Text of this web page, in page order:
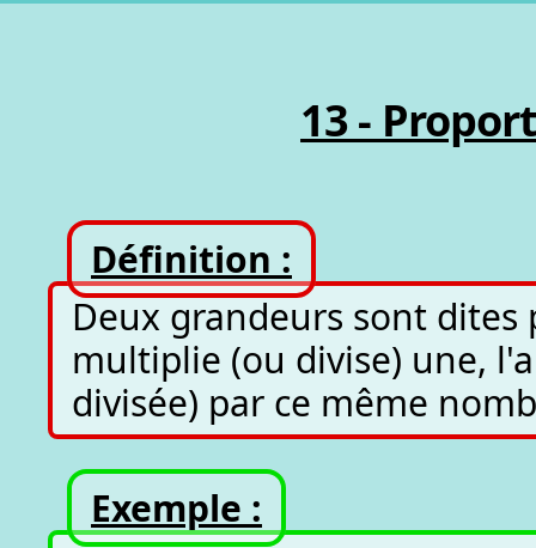
13 -
Définition :
Deux grandeurs sont
multiplie (ou divise) une,
divisée) par ce même
Exemple :